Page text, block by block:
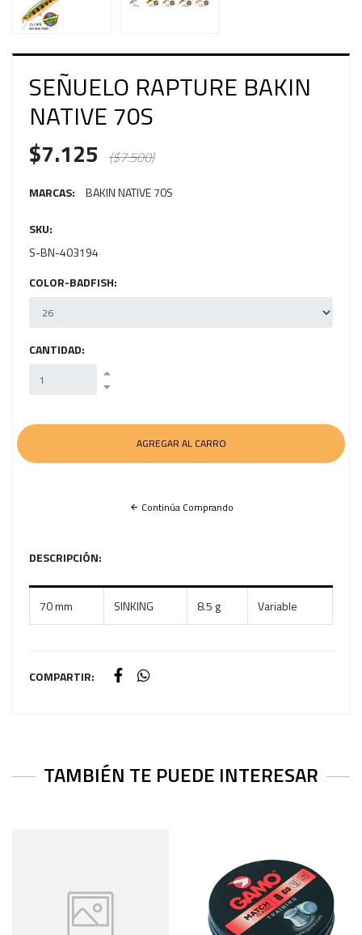
SEÑUELO RAPTURE BAKIN
NATIVE 70S
$7.125 ($7.500)
MARCAS: BAKIN NATIVE 70S
SKU:
S-BN-403194
COLOR-BADFISH:
CANTIDAD:
Continúa Comprando
DESCRIPCIÓN:
70 mm SINKING 8.5 g Variable
COMPARTIR:
TAMBIÉN TE PUEDE INTERESAR